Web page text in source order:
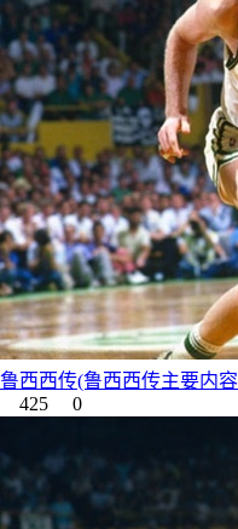
鲁西西传(鲁西西传主要内
425
0